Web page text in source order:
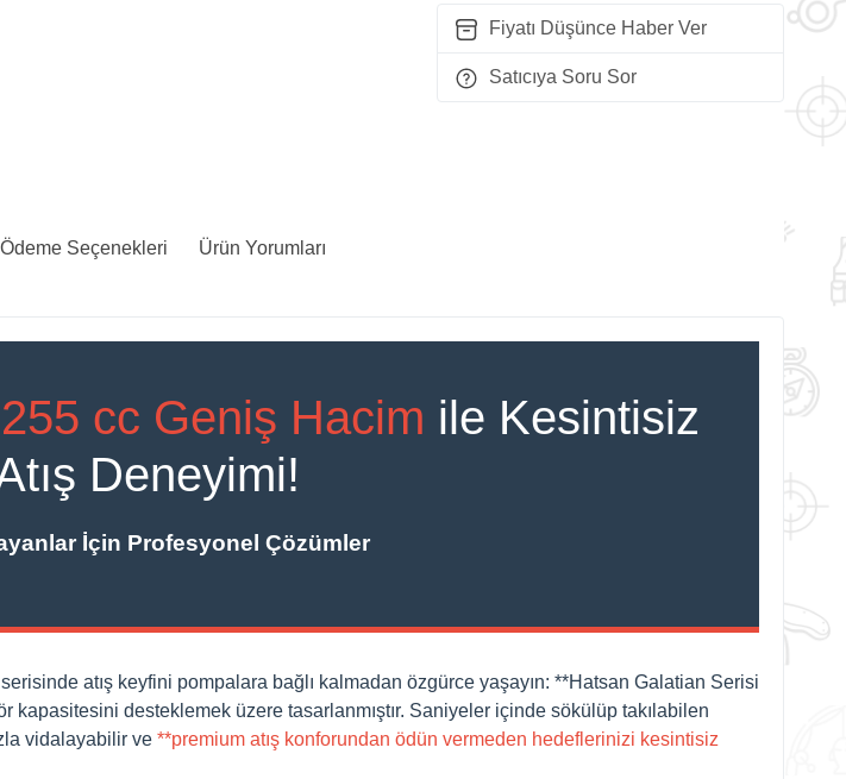
Fiyatı Düşünce Haber Ver
Satıcıya Soru Sor
Seçenekleri Ürün Yorumları
255 cc Geniş Hacim ile Kesintisiz
Deneyimi!
İçin Profesyonel Çözümler
atış keyfini pompalara bağlı kalmadan özgürce yaşayın: **Hatsan Galatian Serisi
desteklemek üzere tasarlanmıştır. Saniyeler içinde sökülüp takılabilen
vidalayabilir ve **premium atış konforundan ödün vermeden hedeflerinizi kesintisiz